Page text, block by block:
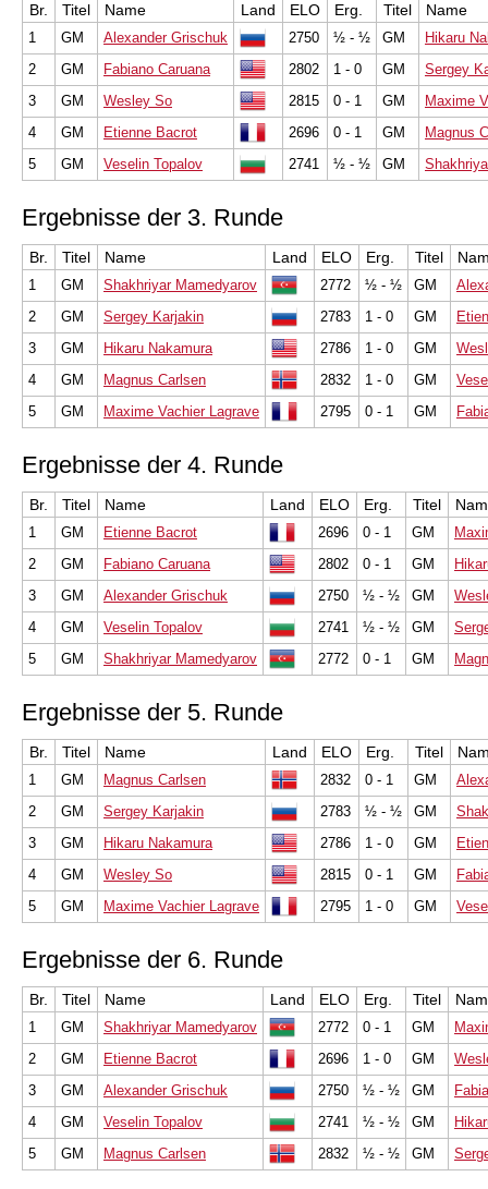
Br. Titel Name Land ELO Erg. Titel Name
1 GM Alexander Grischuk 2750 ½ - ½ GM
Hikaru
2
GM Fabiano Caruana 2802 1 - 0 GM
Sergey
3
GM Wesley So 2815 0 - 1 GM
Maxime
4
GM Etienne Bacrot 2696 0 - 1 GM
Magnus
5
GM Veselin Topalov 2741 ½ - ½ GM
Ergebnisse der 3. Runde
Br. Titel Name Land ELO Erg. Titel
1 GM Shakhriyar Mamedyarov 2772 ½ - ½ GM
2
GM Sergey Karjakin 2783 1 - 0 GM
3
GM Hikaru Nakamura 2786 1 - 0 GM
4
GM Magnus Carlsen 2832 1 - 0 GM
5
GM Maxime Vachier Lagrave 2795 0 - 1 GM
Ergebnisse der 4. Runde
Br. Titel Name Land ELO Erg. Titel
1 GM Etienne Bacrot 2696 0 - 1 GM
2
GM Fabiano Caruana 2802 0 - 1 GM
3
GM Alexander Grischuk 2750 ½ - ½ GM
4
GM Veselin Topalov 2741 ½ - ½ GM
5
GM Shakhriyar Mamedyarov 2772 0 - 1 GM
Ergebnisse der 5. Runde
Br. Titel Name Land ELO Erg. Titel
1 GM Magnus Carlsen 2832 0 - 1 GM
2
GM Sergey Karjakin 2783 ½ - ½ GM
3
GM Hikaru Nakamura 2786 1 - 0 GM
4
GM Wesley So 2815 0 - 1 GM
5
GM Maxime Vachier Lagrave 2795 1 - 0 GM
Ergebnisse der 6. Runde
Br. Titel Name Land ELO Erg. Titel
1 GM Shakhriyar Mamedyarov 2772 0 - 1 GM
2
GM Etienne Bacrot 2696 1 - 0 GM
3
GM Alexander Grischuk 2750 ½ - ½ GM
4
GM Veselin Topalov 2741 ½ - ½ GM
5
GM Magnus Carlsen 2832 ½ - ½ GM